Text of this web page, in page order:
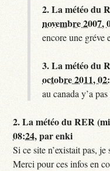
2.La météo du
novembre 2007,
encore une gréve
3.La météo du
octobre 2011,
au canada y’a
2.La météo du RER
08:24,parenki
Si ce site n’existait pas,
Merci pour ces infos en